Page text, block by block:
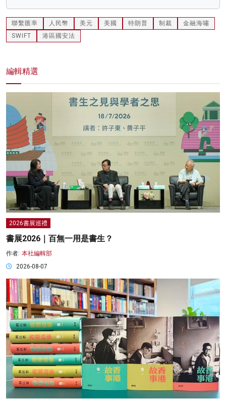
聯繫匯率 人民幣 美元 美國 特朗普 制裁
金融海嘯
SWIFT
港區國安法
編輯精選
2026書展巡禮
書展2026｜百無一用是書生？
作者: 本社編輯部
2026-08-07